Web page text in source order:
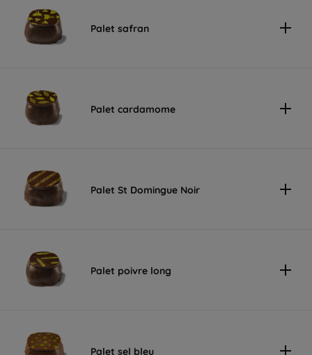
Palet safran
Palet cardamome
Palet St Domingue Noir
Palet poivre long
Palet sel bleu